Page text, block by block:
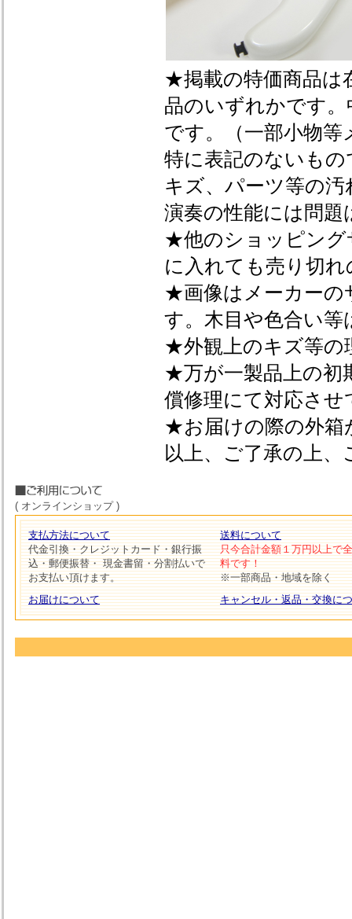
★掲載の特価商品は
品のいずれかです
です。（一部小物
特に表記のないも
キズ、パーツ等の
演奏の性能には問
★他のショッピング
に入れても売り切
★画像はメーカーの
す。木目や色合い
★外観上のキズ等の
★万が一製品上の初
償修理にて対応させ
★お届けの際の外箱
以上、ご了承の上、
( オンラインショップ )
支払方法について
代金引換・クレジットカード・銀行振
込・郵便振替・ 現金書留・分割払いで
お支払い頂けます。
お届けについて
送料について
只今合計金額１万円以上で
料です！
※一部商品・地域を除く
キャンセル・返品・交換に